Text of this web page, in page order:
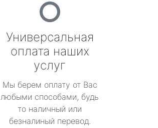
Универсальная
оплата наших
услуг
Мы берем оплату от Вас
любыми способами, будь
то наличный или
безналиный перевод.